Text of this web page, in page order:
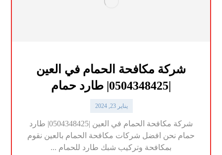
شركة مكافحة الحمام في العين
|0504348425| طارد حمام
يناير 23, 2024
شركة مكافحة الحمام في العين |0504348425| طارد
حمام نحن افضل شركات مكافحة الحمام بالعين نقوم
بمكافحة وتركيب شبك طارد للحمام ...